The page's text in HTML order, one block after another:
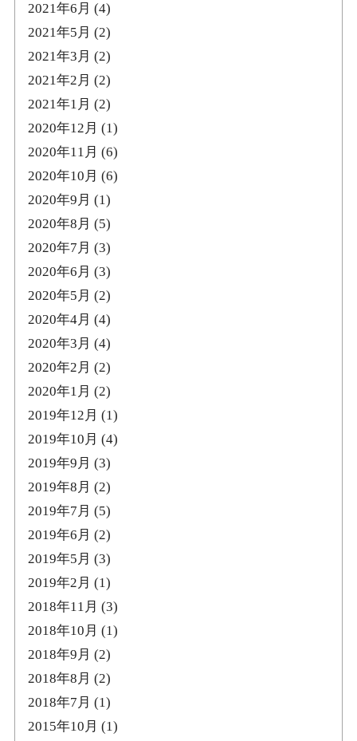
2021年6月 (4)
2021年5月 (2)
2021年3月 (2)
2021年2月 (2)
2021年1月 (2)
2020年12月 (1)
2020年11月 (6)
2020年10月 (6)
2020年9月 (1)
2020年8月 (5)
2020年7月 (3)
2020年6月 (3)
2020年5月 (2)
2020年4月 (4)
2020年3月 (4)
2020年2月 (2)
2020年1月 (2)
2019年12月 (1)
2019年10月 (4)
2019年9月 (3)
2019年8月 (2)
2019年7月 (5)
2019年6月 (2)
2019年5月 (3)
2019年2月 (1)
2018年11月 (3)
2018年10月 (1)
2018年9月 (2)
2018年8月 (2)
2018年7月 (1)
2015年10月 (1)